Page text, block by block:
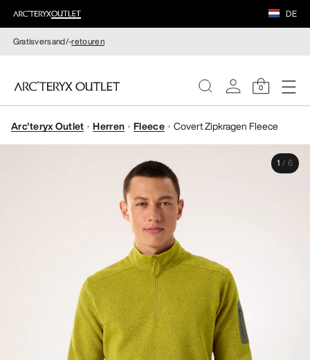
DE
Gratisversand/-retouren
0
DAMEN
Arc'teryx Outlet Herren Fleece Covert Zipkragen Fleece
1 / 6